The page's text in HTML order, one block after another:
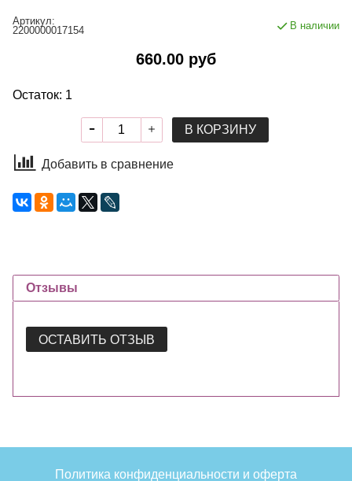
Артикул:
2200000017154
В наличии
660.00 руб
Остаток: 1
В КОРЗИНУ
Добавить в сравнение
Отзывы
ОСТАВИТЬ ОТЗЫВ
Политика конфиденциальности и оферта